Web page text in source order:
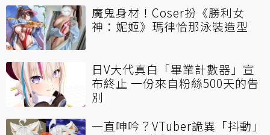
魔鬼身材！Coser扮《勝利女
神：妮姬》瑪律恰那泳裝造型
日V大代真白「畢業計數器」宣
布終止 一份來自粉絲500天的告
別
一直呻吟？VTuber詭異「抖動」